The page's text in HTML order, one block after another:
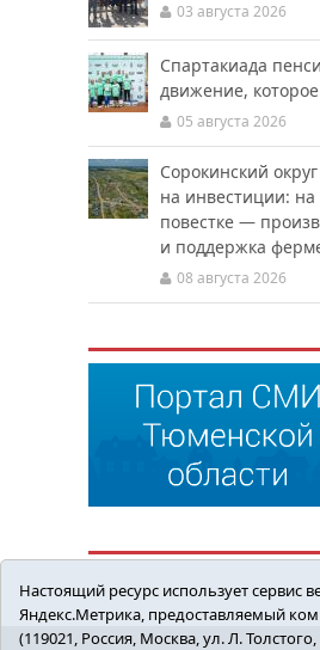
03 августа 2026
Спартакиада
движение,
05 августа 2026
Сорокинский
на инвестиции: на
повестке —
и поддержка
08 августа 2026
Настоящий ресурс использует сервис
Яндекс.Метрика, предоставляемый
(119021, Россия, Москва, ул. Л.